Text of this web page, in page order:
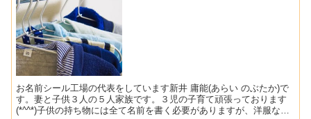
お名前シール工場の代表をしています新井 庸能(あらい のぶたか)で
す。妻と子供３人の５人家族です。３児の子育て頑張っております
(*^^*)子供の持ち物には全て名前を書く必要がありますが、洋服など